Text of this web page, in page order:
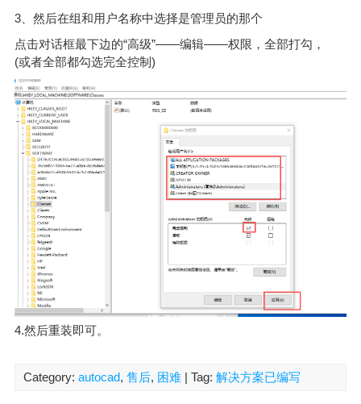
3、然后在组和用户名称中选择是管理员的那个
点击对话框最下边的“高级”——编辑——权限，全部打勾，
(或者全部都勾选完全控制)
4.然后重装即可。
Category: autocad, 售后, 困难| Tag: 解决方案已编写